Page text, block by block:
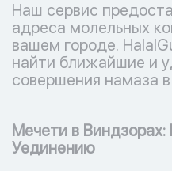
Наш сервис
адреса молельных
вашем городе.
найти ближайшие и
совершения намаза
Мечети в
Уединению